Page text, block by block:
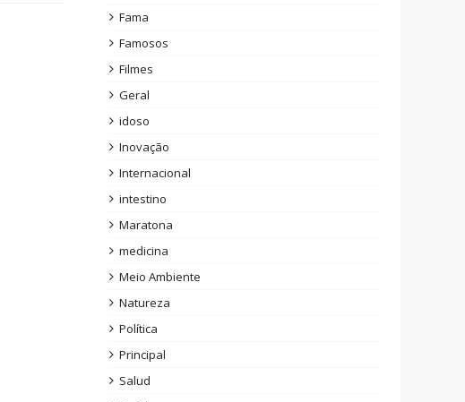
Fama
Famosos
Filmes
Geral
idoso
Inovação
Internacional
intestino
Maratona
medicina
Meio Ambiente
Natureza
Política
Principal
Salud